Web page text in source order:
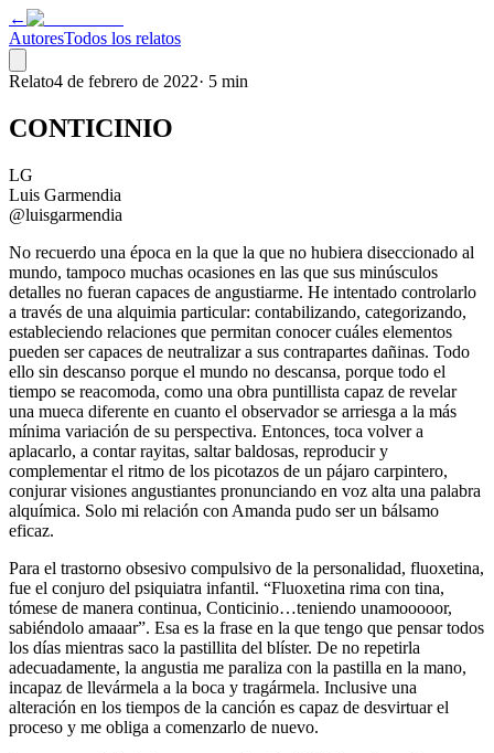
←
AutoresTodos los relatos
Relato4 de febrero de 2022· 5 min
CONTICINIO
LG
Luis Garmendia
@luisgarmendia
No recuerdo una época en la que la que no hubiera diseccionado al
mundo, tampoco muchas ocasiones en las que sus minúsculos
detalles no fueran capaces de angustiarme. He intentado controlarlo
a través de una alquimia particular: contabilizando, categorizando,
estableciendo relaciones que permitan conocer cuáles elementos
pueden ser capaces de neutralizar a sus contrapartes dañinas. Todo
ello sin descanso porque el mundo no descansa, porque todo el
tiempo se reacomoda, como una obra puntillista capaz de revelar
una mueca diferente en cuanto el observador se arriesga a la más
mínima variación de su perspectiva. Entonces, toca volver a
aplacarlo, a contar rayitas, saltar baldosas, reproducir y
complementar el ritmo de los picotazos de un pájaro carpintero,
conjurar visiones angustiantes pronunciando en voz alta una palabra
alquímica. Solo mi relación con Amanda pudo ser un bálsamo
eficaz.
Para el trastorno obsesivo compulsivo de la personalidad, fluoxetina,
fue el conjuro del psiquiatra infantil. “Fluoxetina rima con tina,
tómese de manera continua, Conticinio…teniendo unamooooor,
sabiéndolo amaaar”. Esa es la frase en la que tengo que pensar todos
los días mientras saco la pastillita del blíster. De no repetirla
adecuadamente, la angustia me paraliza con la pastilla en la mano,
incapaz de llevármela a la boca y tragármela. Inclusive una
alteración en los tiempos de la canción es capaz de desvirtuar el
proceso y me obliga a comenzarlo de nuevo.